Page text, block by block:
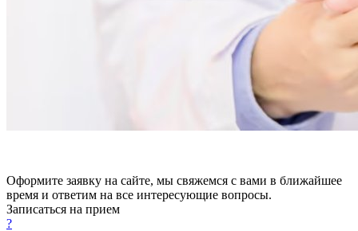
Оформите заявку на сайте, мы свяжемся с вами в ближайшее
время и ответим на все интересующие вопросы.
Записаться на прием
?